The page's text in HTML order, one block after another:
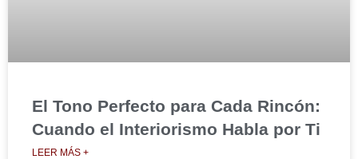
El Tono Perfecto para Cada Rincón:
Cuando el Interiorismo Habla por Ti
LEER MÁS +